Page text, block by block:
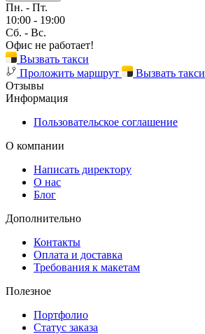
Пн. - Пт.
10:00 - 19:00
Cб. - Вс.
Офис не работает!
Вызвать такси
Проложить маршрут
Вызвать такси
Отзывы
Информация
Пользовательское соглашение
О компании
Написать директору
О нас
Блог
Дополнительно
Контакты
Оплата и доставка
Требования к макетам
Полезное
Портфолио
Статус заказа